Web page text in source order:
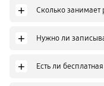
+ Сколько занимает
+ Нужно ли
+ Есть ли